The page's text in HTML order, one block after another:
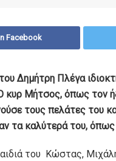
Facebook
Δημήτρη Πλέγα
κυρ Μήτσος, όπως τον
τους πελάτες του
τα καλύτερά του,
του Κώστας,